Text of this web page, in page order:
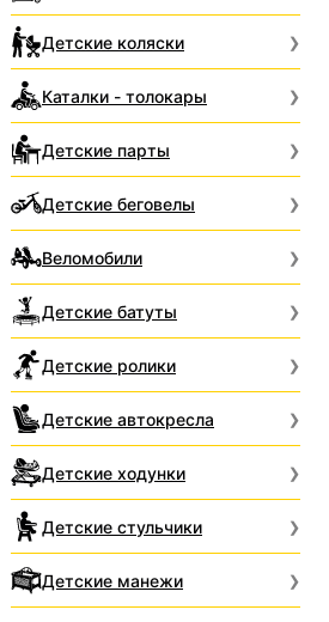
Детские коляски
Каталки - толокары
Детские парты
Детские беговелы
Веломобили
Детские батуты
Детские ролики
Детские автокресла
Детские ходунки
Детские стульчики
Детские манежи